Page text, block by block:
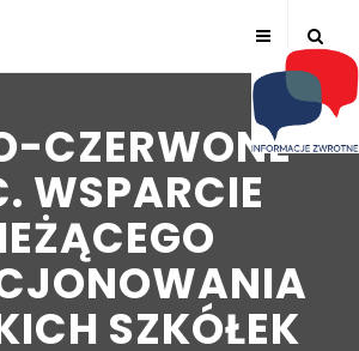
CZERWONE
WSPARCIE
SZKÓŁEK